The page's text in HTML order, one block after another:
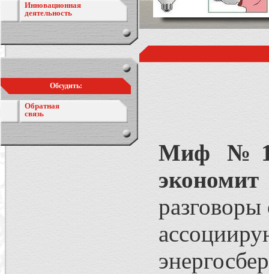
Инновационная
деятельность
Обсудить:
Обратная
связь
Миф №1.